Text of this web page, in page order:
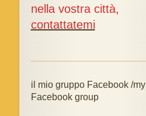
nella vostra città,
contattatemi
il mio gruppo Facebook /my
Facebook group